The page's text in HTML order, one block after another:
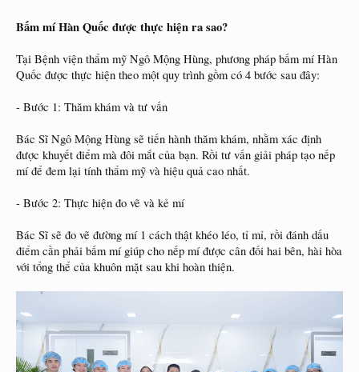
Bấm mí Hàn Quốc được thực hiện ra sao?
Tại Bệnh viện thẩm mỹ Ngô Mộng Hùng, phương pháp bấm mí Hàn
Quốc được thực hiện theo một quy trình gồm có 4 bước sau đây:
- Bước 1: Thăm khám và tư vấn
Bác Sĩ Ngô Mộng Hùng sẽ tiến hành thăm khám, nhằm xác định
được khuyết điểm mà đôi mắt của bạn. Rồi tư vấn giải pháp tạo nếp
mí để đem lại tính thẩm mỹ và hiệu quả cao nhất.
- Bước 2: Thực hiện đo vẽ và kẻ mí
Bác Sĩ sẽ đo vẽ đường mí 1 cách thật khéo léo, tỉ mỉ, rồi đánh dấu
điểm cần phải bấm mí giúp cho nếp mí được cân đối hai bên, hài hòa
với tổng thể của khuôn mặt sau khi hoàn thiện.